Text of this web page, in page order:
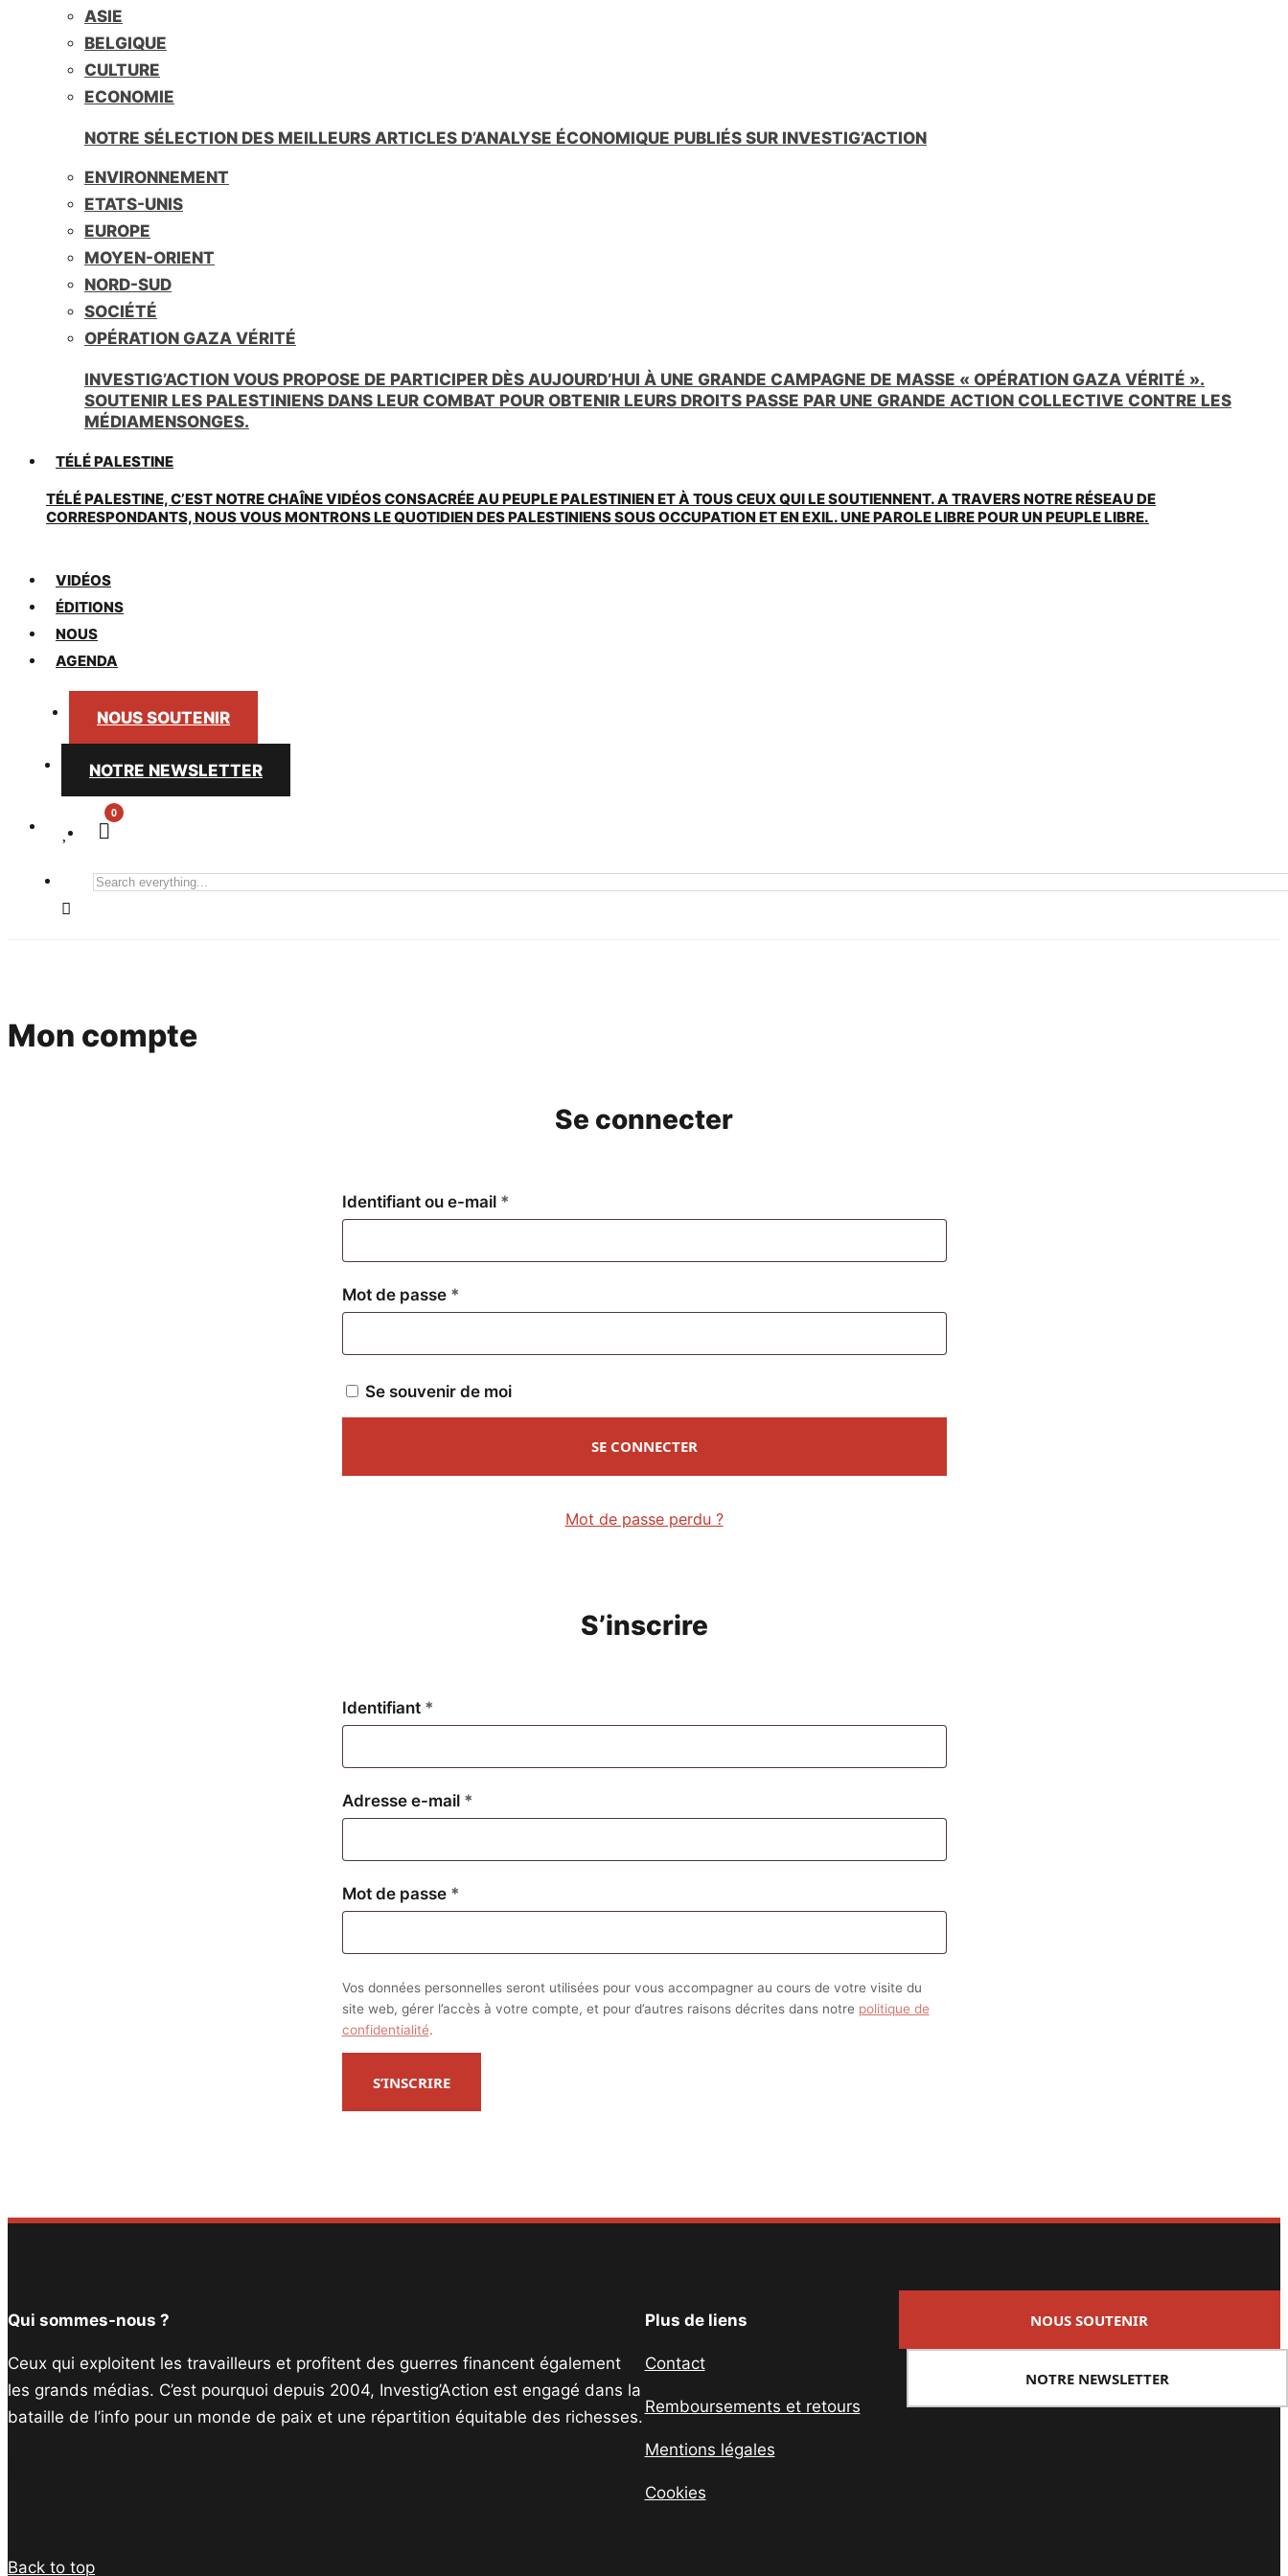
ASIE
BELGIQUE
CULTURE
ECONOMIE
NOTRE SÉLECTION DES MEILLEURS ARTICLES D’ANALYSE ÉCONOMIQUE PUBLIÉS SUR INVESTIG’ACTION
ENVIRONNEMENT
ETATS-UNIS
EUROPE
MOYEN-ORIENT
NORD-SUD
SOCIÉTÉ
OPÉRATION GAZA VÉRITÉ
INVESTIG’ACTION VOUS PROPOSE DE PARTICIPER DÈS AUJOURD’HUI À UNE GRANDE CAMPAGNE DE MASSE « OPÉRATION GAZA VÉRITÉ ».
SOUTENIR LES PALESTINIENS DANS LEUR COMBAT POUR OBTENIR LEURS DROITS PASSE PAR UNE GRANDE ACTION COLLECTIVE CONTRE LES
MÉDIAMENSONGES.
TÉLÉ PALESTINE
TÉLÉ PALESTINE, C’EST NOTRE CHAÎNE VIDÉOS CONSACRÉE AU PEUPLE PALESTINIEN ET À TOUS CEUX QUI LE SOUTIENNENT. A TRAVERS NOTRE RÉSEAU DE
CORRESPONDANTS, NOUS VOUS MONTRONS LE QUOTIDIEN DES PALESTINIENS SOUS OCCUPATION ET EN EXIL. UNE PAROLE LIBRE POUR UN PEUPLE LIBRE.
VIDÉOS
ÉDITIONS
NOUS
AGENDA
NOUS SOUTENIR
NOTRE NEWSLETTER
0
Search
Mon compte
Se connecter
Identifiant ou e-mail *
Mot de passe *
Se souvenir de moi
SE CONNECTER
Mot de passe perdu ?
S’inscrire
Identifiant *
Adresse e-mail *
Mot de passe *
Vos données personnelles seront utilisées pour vous accompagner au cours de votre visite du
site web, gérer l’accès à votre compte, et pour d’autres raisons décrites dans notre politique de
confidentialité.
S’INSCRIRE
Qui sommes-nous ?
Ceux qui exploitent les travailleurs et profitent des guerres financent également
les grands médias. C’est pourquoi depuis 2004, Investig’Action est engagé dans la
bataille de l’info pour un monde de paix et une répartition équitable des richesses.
Plus de liens
Contact
Remboursements et retours
Mentions légales
Cookies
NOUS SOUTENIR
NOTRE NEWSLETTER
Back to top